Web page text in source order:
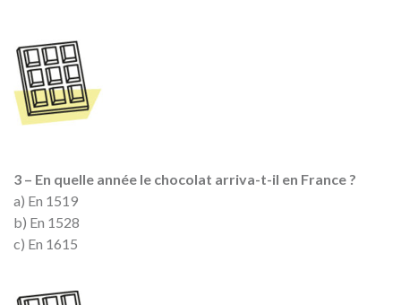
3 – En quelle année le chocolat arriva-t-il en France ?
a) En 1519
b) En 1528
c) En 1615